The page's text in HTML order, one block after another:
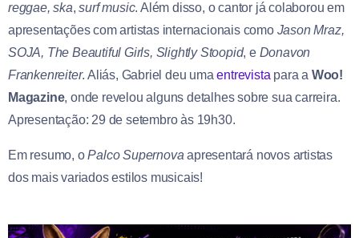
reggae, ska,surf music. Além disso, o cantor já colaborou em
apresentações com artistas internacionais como Jason Mraz,
SOJA, The Beautiful Girls, Slightly Stoopid, e Donavon
Frankenreiter. Aliás, Gabriel deu umaentrevista para a Woo!
Magazine, onde revelou alguns detalhes sobre sua carreira.
Apresentação: 29 de setembro às 19h30.
Em resumo, oPalco Supernova apresentará novos artistas
dos mais variados estilos musicais!